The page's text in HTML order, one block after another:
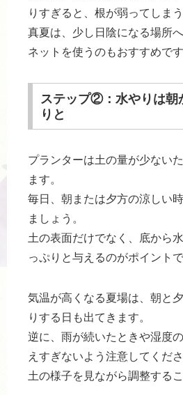
りすぎると、根が弱ってしま
真夏は、少し日陰になる場所
ネットを使うのもおすすめです
ステップ②：水やりは朝
りと
プランターは土の量が少ない
ます。
毎日、朝または夕方の涼しい
ましょう。
土の表面だけでなく、底から
っぷりと与えるのがポイントで
気温が高くなる夏場は、朝と
りする日も出てきます。
逆に、雨が続いたときや湿度
えすぎないよう注意してくださ
土の様子を見ながら調整する